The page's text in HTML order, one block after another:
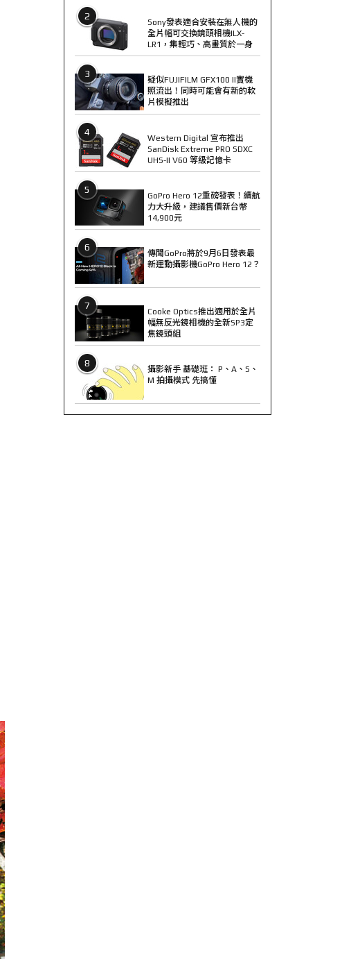
2
Sony發表適合安裝在無人機的
全片幅可交換鏡頭相機ILX-
LR1，集輕巧、高畫質於一身
3
疑似FUJIFILM GFX100 II實機
照流出！同時可能會有新的軟
片模擬推出
4
Western Digital 宣布推出
SanDisk Extreme PRO SDXC
UHS-II V60 等級記憶卡
5
GoPro Hero 12重磅發表！續航
力大升級，建議售價新台幣
14,900元
6
傳聞GoPro將於9月6日發表最
新運動攝影機GoPro Hero 12？
7
Cooke Optics推出適用於全片
幅無反光鏡相機的全新SP3定
焦鏡頭組
8
攝影新手 基礎班： P、A、S、
M 拍攝模式 先搞懂